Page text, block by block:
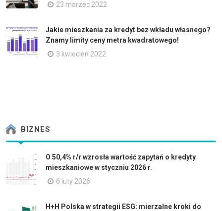
23 marzec 2022
Jakie mieszkania za kredyt bez wkładu własnego?
Znamy limity ceny metra kwadratowego!
3 kwiecień 2022
BIZNES
O 50,4% r/r wzrosła wartość zapytań o kredyty
mieszkaniowe w styczniu 2026 r.
6 luty 2026
H+H Polska w strategii ESG: mierzalne kroki do